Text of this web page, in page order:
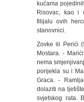
kućama
Risovac, kao i
filijalu ovih
stanovnici.
Zovke ili Perići
Mostara. -
nema
porijekla su i
Graca. -
dolaziti na
svjetskog rata.